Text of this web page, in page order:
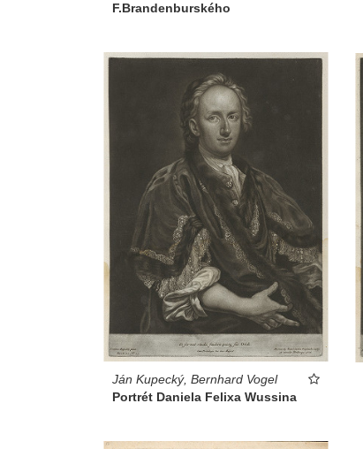
F.Brandenburského
Ján Kupecký, Bernhard Vogel
Portrét Daniela Felixa Wussina